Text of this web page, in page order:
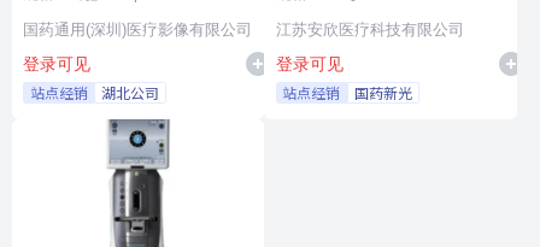
国药通用(深圳)医疗影像有限公司
登录可见
站点经销 湖北公司
江苏安欣医疗科技有限公司
登录可见
站点经销 国药新光